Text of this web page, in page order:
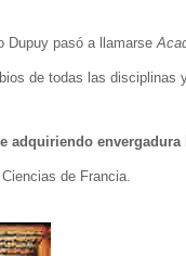
Dupuy pasó a llamarse
de todas las disciplinas
adquiriendo envergadura
de Francia.